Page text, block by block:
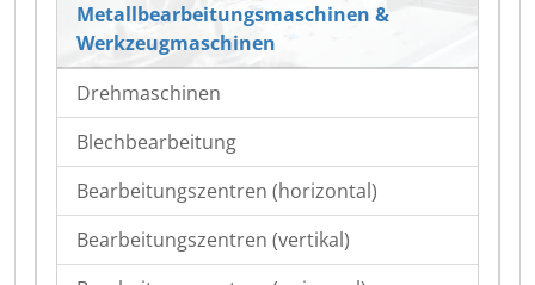
Metallbearbeitungsmaschinen &
Werkzeugmaschinen
Drehmaschinen
Blechbearbeitung
Bearbeitungszentren (horizontal)
Bearbeitungszentren (vertikal)